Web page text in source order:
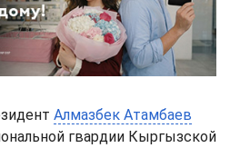
Алмазбек Атамбаев
гвардии Кыргызской